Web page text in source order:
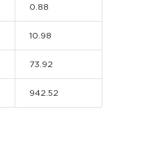
0.88
10.98
73.92
942.52